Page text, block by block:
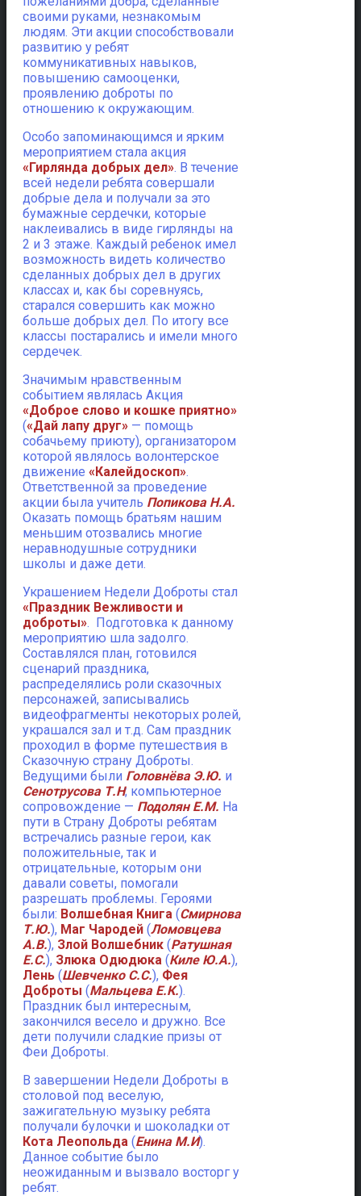
своими руками, незнакомым
людям. Эти акции способствовали
развитию у ребят
коммуникативных навыков,
повышению самооценки,
проявлению доброты по
отношению к окружающим.
Особо запоминающимся и ярким
мероприятием стала акция
«Гирлянда добрых дел». В течение
всей недели ребята совершали
добрые дела и получали за это
бумажные сердечки, которые
наклеивались в виде гирлянды на
2 и 3 этаже. Каждый ребенок имел
возможность видеть количество
сделанных добрых дел в других
классах и, как бы соревнуясь,
старался совершить как можно
больше добрых дел. По итогу все
классы постарались и имели много
сердечек.
Значимым нравственным
событием являлась Акция
«Доброе слово и кошке приятно»
(«Дай лапу друг» — помощь
собачьему приюту), организатором
которой являлось волонтерское
движение «Калейдоскоп».
Ответственной за проведение
акции была учитель Попикова Н.А.
Оказать помощь братьям нашим
меньшим отозвались многие
неравнодушные сотрудники
школы и даже дети.
Украшением Недели Доброты стал
«Праздник Вежливости и
доброты». Подготовка к данному
мероприятию шла задолго.
Составлялся план, готовился
сценарий праздника,
распределялись роли сказочных
персонажей, записывались
видеофрагменты некоторых ролей,
украшался зал и т.д. Сам праздник
проходил в форме путешествия в
Сказочную страну Доброты.
Ведущими были Головнёва Э.Ю. и
Сенотрусова Т.Н; компьютерное
сопровождение — Подолян Е.М. На
пути в Страну Доброты ребятам
встречались разные герои, как
положительные, так и
отрицательные, которым они
давали советы, помогали
разрешать проблемы. Героями
были: Волшебная Книга (Смирнова
Т.Ю.), Маг Чародей (Ломовцева
А.В.), Злой Волшебник (Ратушная
Е.С.), Злюка Одюдюка (Киле Ю.А.),
Лень (Шевченко С.С.), Фея
Доброты (Мальцева Е.К.).
Праздник был интересным,
закончился весело и дружно. Все
дети получили сладкие призы от
Феи Доброты.
В завершении Недели Доброты в
столовой под веселую,
зажигательную музыку ребята
получали булочки и шоколадки от
Кота Леопольда (Енина М.И).
Данное событие было
неожиданным и вызвало восторг у
ребят.